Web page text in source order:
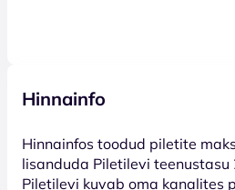
Hinnainfo
Hinnainfos toodud piletite
lisanduda Piletilevi teenustasu
Piletilevi kuvab oma kanalites